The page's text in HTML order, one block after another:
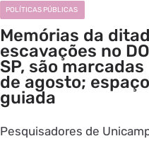
POLÍTICAS PÚBLICAS
Memórias da
escavações no
SP, são
de agosto;
guiada
Pesquisadores de